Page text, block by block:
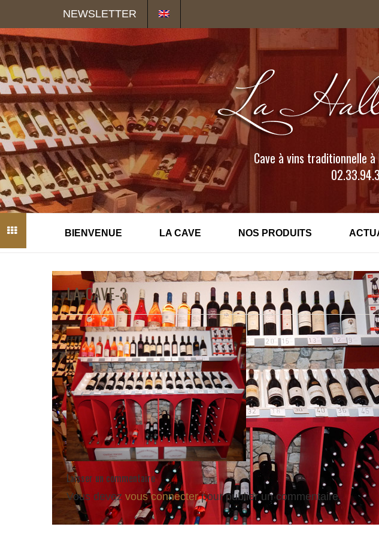
NEWSLETTER
Cave à vins traditionnelle
BIENVENUE LA CAVE NOS PRODUITS
LA-CAVE-3
Laisser un commentaire
Vous devez vous connecterpour publier un commentaire.
Panneau de gestion des cookies